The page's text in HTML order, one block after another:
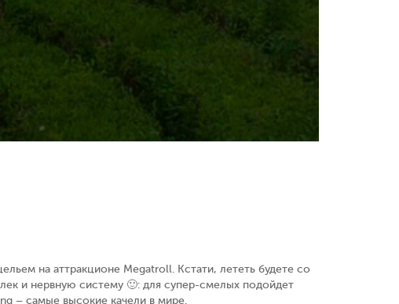
на аттракционе Megatroll. Кстати, лететь будете со
и нервную систему 🙂: для супер-смелых подойдет
– самые высокие качели в мире.